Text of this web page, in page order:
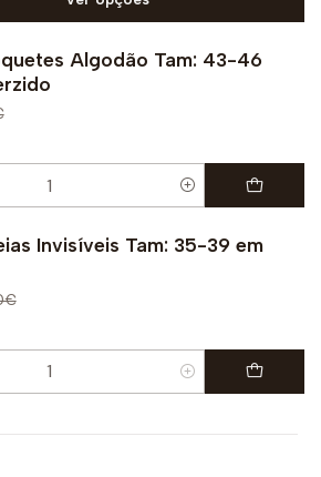
Algodão Tam: 43-46
Invisíveis Tam: 35-39 em